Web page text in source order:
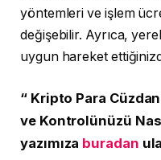
yöntemleri ve işlem
değişebilir. Ayrıca,
uygun hareket
“ Kripto Para
ve Kontrolünüzü
yazımıza buradan